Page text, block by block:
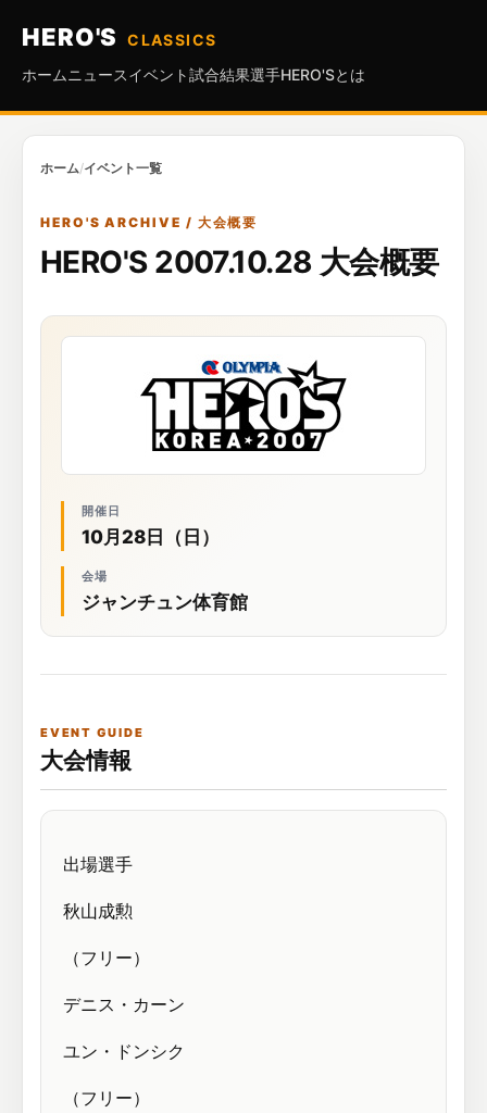
HERO'S
CLASSICS
ホーム ニュースイベント試合結果選手HERO'Sとは
ホーム/イベント一覧
HERO'S ARCHIVE / 大会概要
HERO'S 2007.10.28 大会概要
開催日
10月28日（日）
会場
ジャンチュン体育館
EVENT GUIDE
大会情報
出場選手
秋山成勲
（フリー）
デニス・カーン
ユン・ドンシク
（フリー）